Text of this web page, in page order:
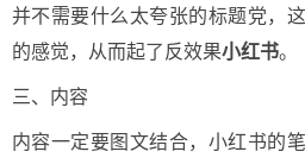
并不需要什么太夸张的标题党，
的感觉，从而起了反效果小红书。
三、内容
内容一定要图文结合，小红书的